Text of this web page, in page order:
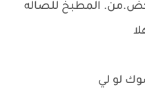
المطبخ للصاله
لو لي